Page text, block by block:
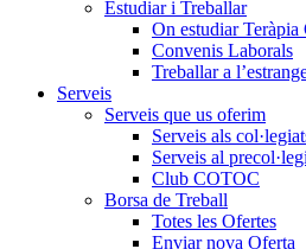
Estudiar i Treballar
On estudiar Teràpia
Convenis Laborals
Treballar a
Serveis
Serveis que us oferim
Serveis als
Serveis al
Club COTOC
Borsa de Treball
Totes les Ofertes
Enviar nova Oferta